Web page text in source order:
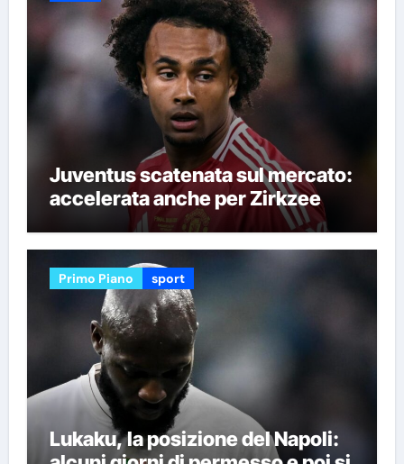
Juventus scatenata sul mercato:
accelerata anche per Zirkzee
Primo Piano sport
Lukaku, la posizione del Napoli: